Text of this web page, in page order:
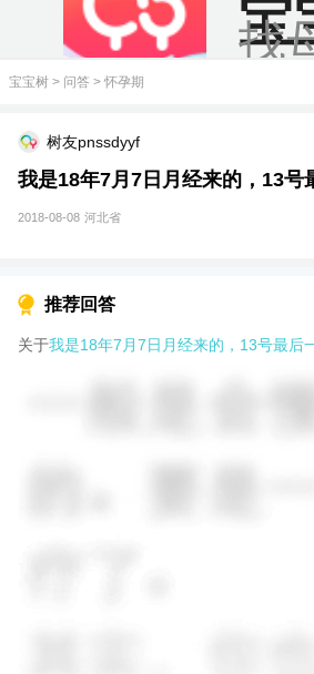
宝
找
宝宝树 > 问答 > 怀孕期
树友pnssdyyf
我是18年7月7日月经来的，13号
2018-08-08 河北省
推荐回答
关于我是18年7月7日月经来的，13号最后